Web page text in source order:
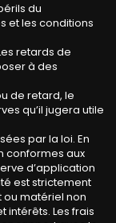
du
et les conditions
retards de
à des
de retard, le
qu’il jugera utile
par la loi. En
conformes aux
d’application
est strictement
matériel non
intérêts. Les frais